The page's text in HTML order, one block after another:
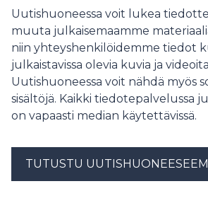
Uutishuoneessa voit lukea
muuta julkaisemaamme
niin yhteyshenkilöidemme tiedot
julkaistavissa olevia kuvia ja
Uutishuoneessa voit nähdä myös
sisältöjä. Kaikki tiedotepalvelussa
on vapaasti median käytettävissä.
TUTUSTU